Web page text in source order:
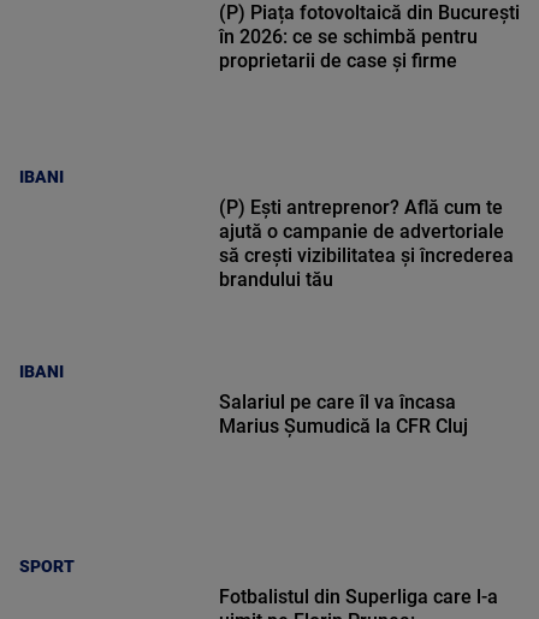
IBANI
(P) Piața fotovoltaică din București
în 2026: ce se schimbă pentru
proprietarii de case și firme
IBANI
(P) Ești antreprenor? Află cum te
ajută o campanie de advertoriale
să crești vizibilitatea și încrederea
brandului tău
SPORT
Salariul pe care îl va încasa
Marius Șumudică la CFR Cluj
Fotbalistul din Superliga care l-a